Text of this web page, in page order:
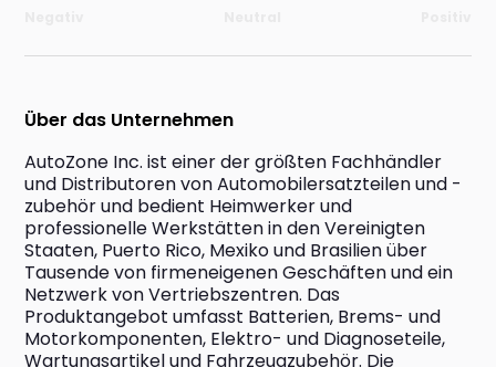
Über das Unternehmen
AutoZone Inc. ist einer der größten Fachhändler
und Distributoren von Automobilersatzteilen und -
zubehör und bedient Heimwerker und
professionelle Werkstätten in den Vereinigten
Staaten, Puerto Rico, Mexiko und Brasilien über
Tausende von firmeneigenen Geschäften und ein
Netzwerk von Vertriebszentren. Das
Produktangebot umfasst Batterien, Brems- und
Motorkomponenten, Elektro- und Diagnoseteile,
Wartungsartikel und Fahrzeugzubehör. Die